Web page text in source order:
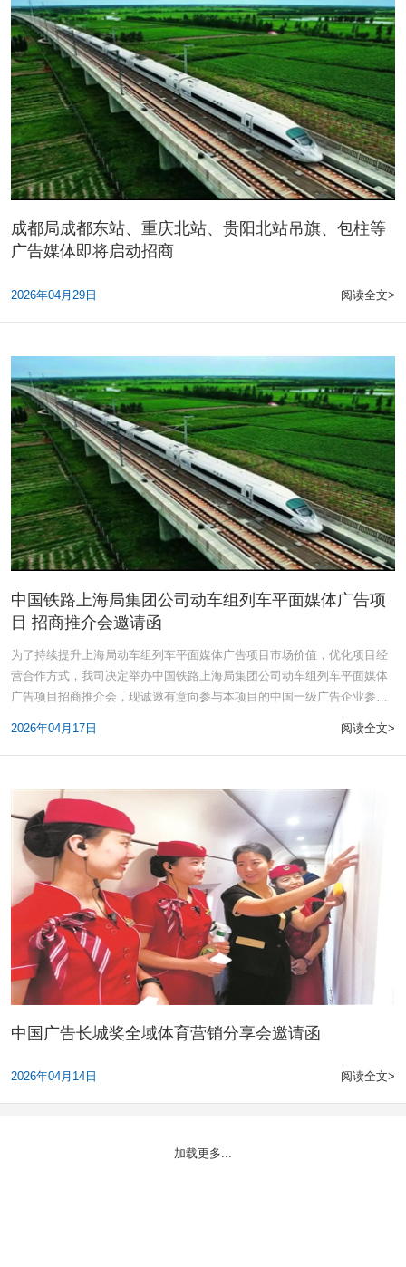
成都局成都东站、重庆北站、贵阳北站吊旗、包柱等
广告媒体即将启动招商
阅读全文>
2026年04月29日
中国铁路上海局集团公司动车组列车平面媒体广告项
目 招商推介会邀请函
为了持续提升上海局动车组列车平面媒体广告项目市场价值，优化项目经
营合作方式，我司决定举办中国铁路上海局集团公司动车组列车平面媒体
广告项目招商推介会，现诚邀有意向参与本项目的中国一级广告企业参
阅读全文>
2026年04月17日
中国广告长城奖全域体育营销分享会邀请函
阅读全文>
2026年04月14日
加载更多...